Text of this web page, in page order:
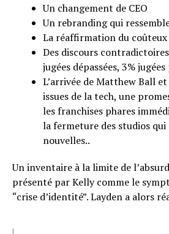
Un changement de CEO
Un rebranding qui
La réaffirmation du
Des discours
jugées dépassées, 3%
L’arrivée de Matthew Ball
issues de la tech, une
les franchises phares
la fermeture des studios
nouvelles..
Un inventaire à la limite de
présenté par Kelly comme le
“crise d’identité”. Layden a alors